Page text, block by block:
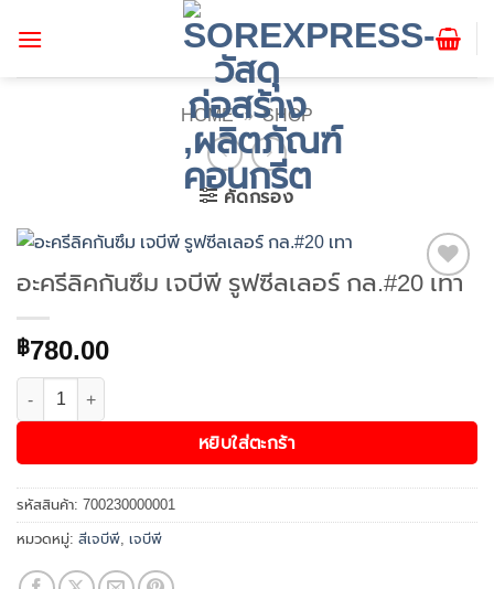
HOME » SHOP
คัดกรอง
Add to
อะครีลิคกันซึม เจบีพี รูฟซีลเลอร์ กล.#20 เทา
฿780.00
จำนวน อะครีลิคกันซึม เจบีพี รูฟซีลเลอร์ กล.#20 เทา ชิ้น
หยิบใส่ตะกร้า
รหัสสินค้า: 700230000001
หมวดหมู่: สีเจบีพี, เจบีพี